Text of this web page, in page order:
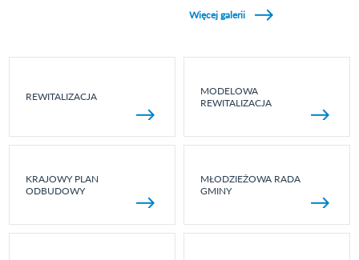
Więcej galerii
REWITALIZACJA
MODELOWA
REWITALIZACJA
KRAJOWY PLAN
ODBUDOWY
MŁODZIEŻOWA RADA
GMINY